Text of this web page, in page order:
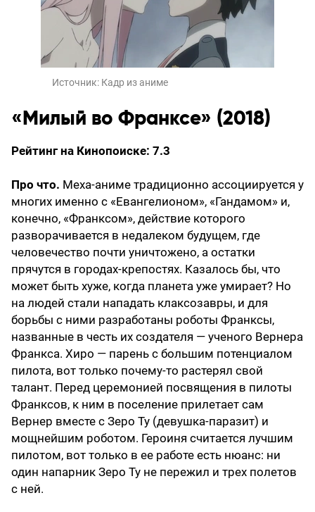
Источник: Кадр из аниме
«Милый во Франксе» (2018)
Рейтинг на Кинопоиске: 7.3
Про что. Меха-аниме традиционно ассоциируется у
многих именно с «Евангелионом», «Гандамом» и,
конечно, «Франксом», действие которого
разворачивается в недалеком будущем, где
человечество почти уничтожено, а остатки
прячутся в городах-крепостях. Казалось бы, что
может быть хуже, когда планета уже умирает? Но
на людей стали нападать клаксозавры, и для
борьбы с ними разработаны роботы Франксы,
названные в честь их создателя — ученого Вернера
Франкса. Хиро — парень с большим потенциалом
пилота, вот только почему-то растерял свой
талант. Перед церемонией посвящения в пилоты
Франксов, к ним в поселение прилетает сам
Вернер вместе с Зеро Ту (девушка-паразит) и
мощнейшим роботом. Героиня считается лучшим
пилотом, вот только в ее работе есть нюанс: ни
один напарник Зеро Ту не пережил и трех полетов
с ней.